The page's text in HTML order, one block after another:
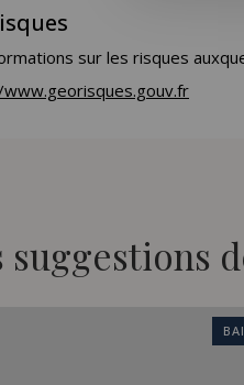
sur les risques
suggestions